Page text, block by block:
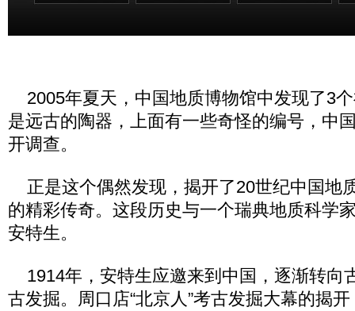
2005年夏天，中国地质博物馆中发现了3
是远古的陶器，上面有一些奇怪的编号，中
开调查。
正是这个偶然发现，揭开了20世纪中国地
的精彩传奇。这段历史与一个瑞典地质科学
安特生。
1914年，安特生应邀来到中国，逐渐转向
古发掘。周口店“北京人”考古发掘大幕的揭